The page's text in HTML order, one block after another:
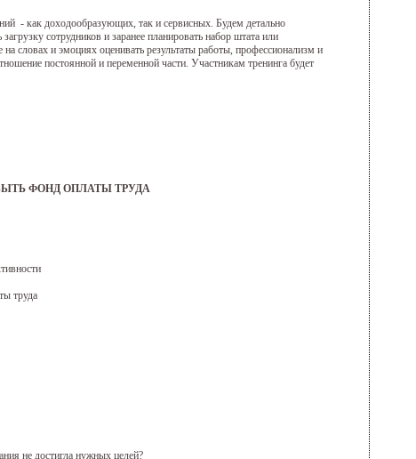
- как доходообразующих, так и сервисных. Будем детально
сотрудников и заранее планировать набор штата или
словах и эмоциях оценивать результаты работы, профессионализм и
постоянной и переменной части. Участникам тренинга будет
ФОНД ОПЛАТЫ ТРУДА
труда
не достигла нужных целей?